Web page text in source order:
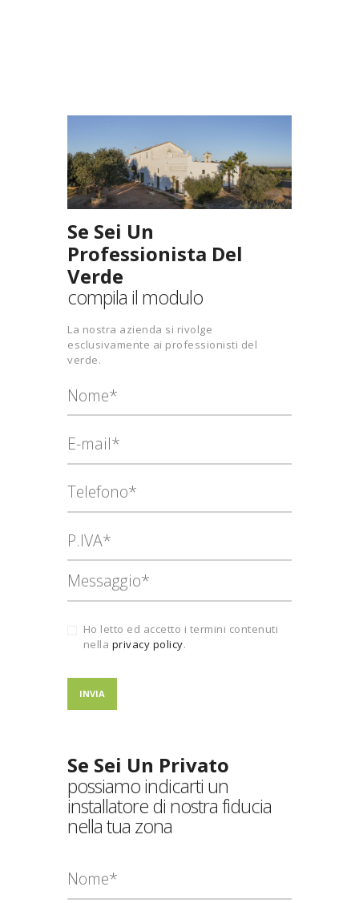
Se Sei Un
Professionista Del
Verde
compila il modulo
La nostra azienda si rivolge
esclusivamente ai professionisti del
verde.
Ho letto ed accetto i termini contenuti
nella privacy policy.
Se Sei Un Privato
possiamo indicarti un
installatore di nostra fiducia
nella tua zona